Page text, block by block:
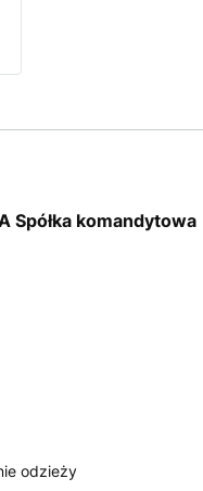
Spółka komandytowa
odzieży